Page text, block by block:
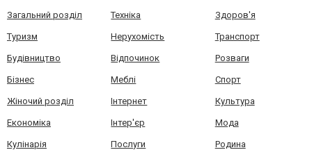
Загальний розділ Техніка Здоров'я
Туризм Нерухомість Транспорт
Будівництво Відпочинок Розваги
Бізнес Меблі Спорт
Жіночий розділ Інтернет Культура
Економіка Інтер'єр Мода
Кулінарія Послуги Родина